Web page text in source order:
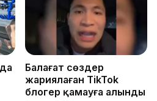
Балағат сөздер
жариялаған TikTok
блогер қамауға алынды